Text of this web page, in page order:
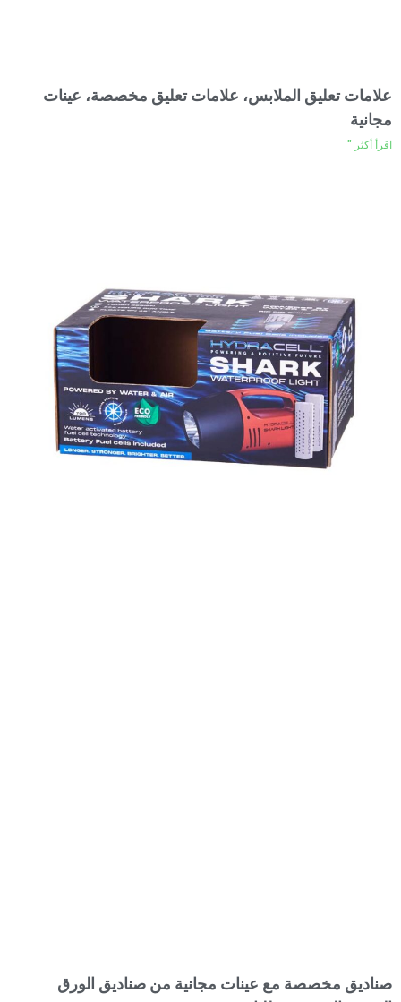
علامات تعليق الملابس، علامات تعليق مخصصة، عينات
مجانية
اقرأ أكثر "
صناديق مخصصة مع عينات مجانية من صناديق الورق